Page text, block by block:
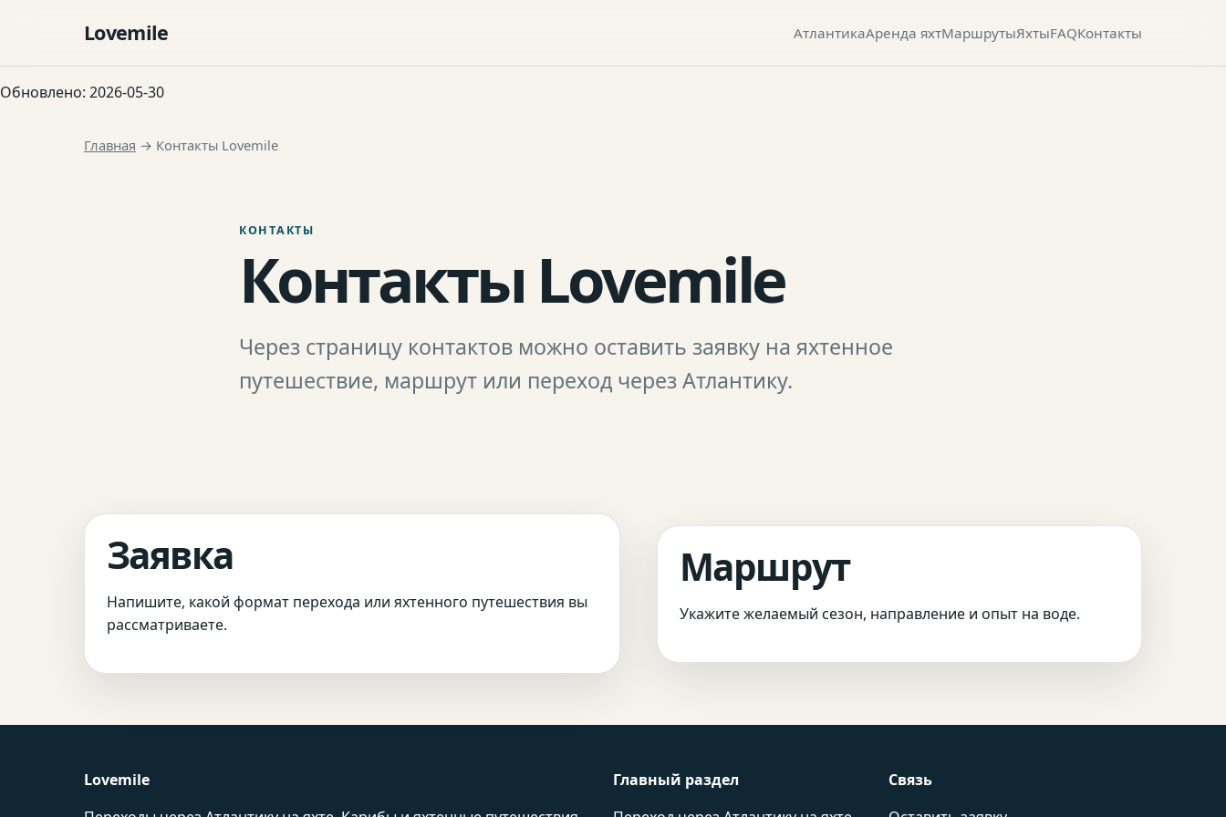
Lovemile АтлантикаАренда яхтМаршрутыЯхтыFAQКонтакты
Обновлено: 2026-05-30
Главная → Контакты Lovemile
КОНТАКТЫ
Контакты Lovemile
Через страницу контактов можно оставить заявку на яхтенное
путешествие, маршрут или переход через Атлантику.
Заявка
Напишите, какой формат перехода или яхтенного путешествия вы
рассматриваете.
Маршрут
Укажите желаемый сезон, направление и опыт на воде.
Lovemile
Главный раздел
Связь